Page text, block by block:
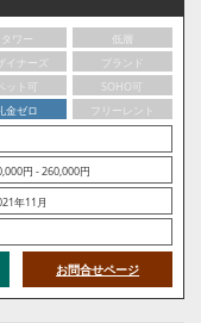
タワー
低層
イナーズ
ブランド
ペット可
SOHO可
金ゼロ
フリーレント
円 - 260,000円
年11月
お問合せページ